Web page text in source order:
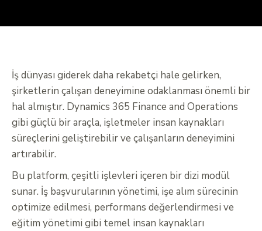
İş dünyası giderek daha rekabetçi hale gelirken,
şirketlerin çalışan deneyimine odaklanması önemli bir
hal almıştır. Dynamics 365 Finance and Operations
gibi güçlü bir araçla, işletmeler insan kaynakları
süreçlerini geliştirebilir ve çalışanların deneyimini
artırabilir.
Bu platform, çeşitli işlevleri içeren bir dizi modül
sunar. İş başvurularının yönetimi, işe alım sürecinin
optimize edilmesi, performans değerlendirmesi ve
eğitim yönetimi gibi temel insan kaynakları